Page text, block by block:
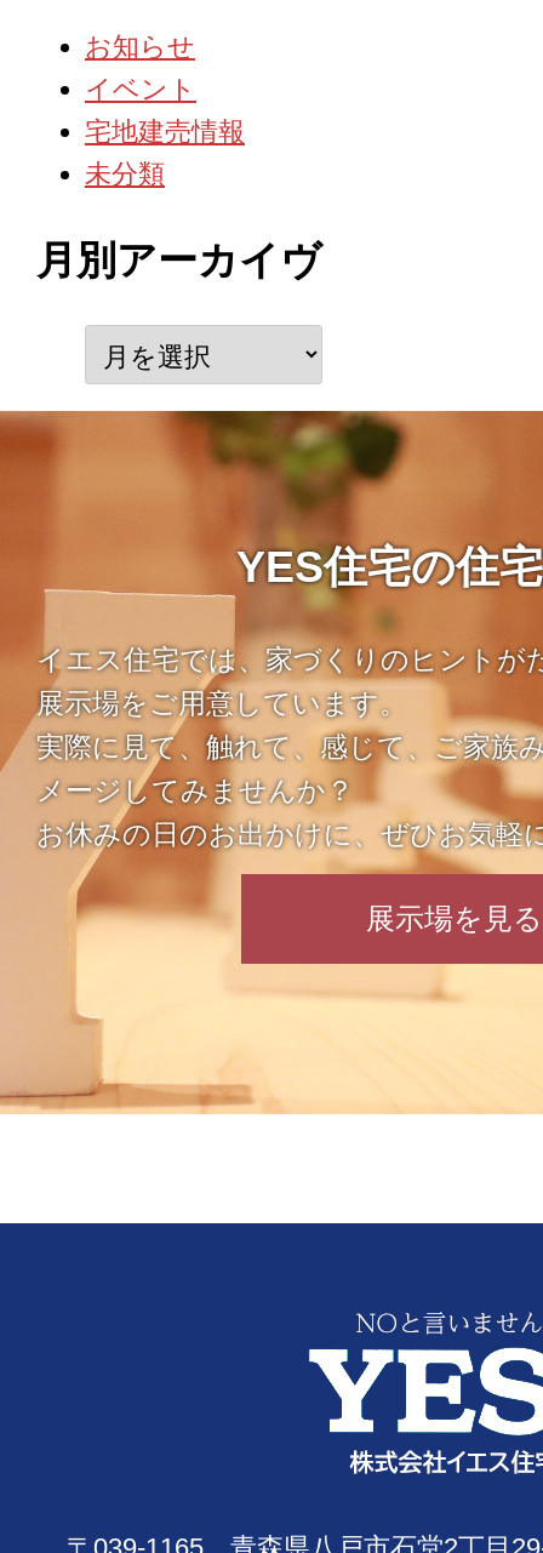
お知らせ
イベント
宅地建売情報
未分類
月別アーカイヴ
YES住宅の住
イエス住宅では、家づくりのヒントが
展示場をご用意しています。
実際に見て、触れて、感じて、ご家族
メージしてみませんか？
お休みの日のお出かけに、ぜひお気軽
展示場を見る